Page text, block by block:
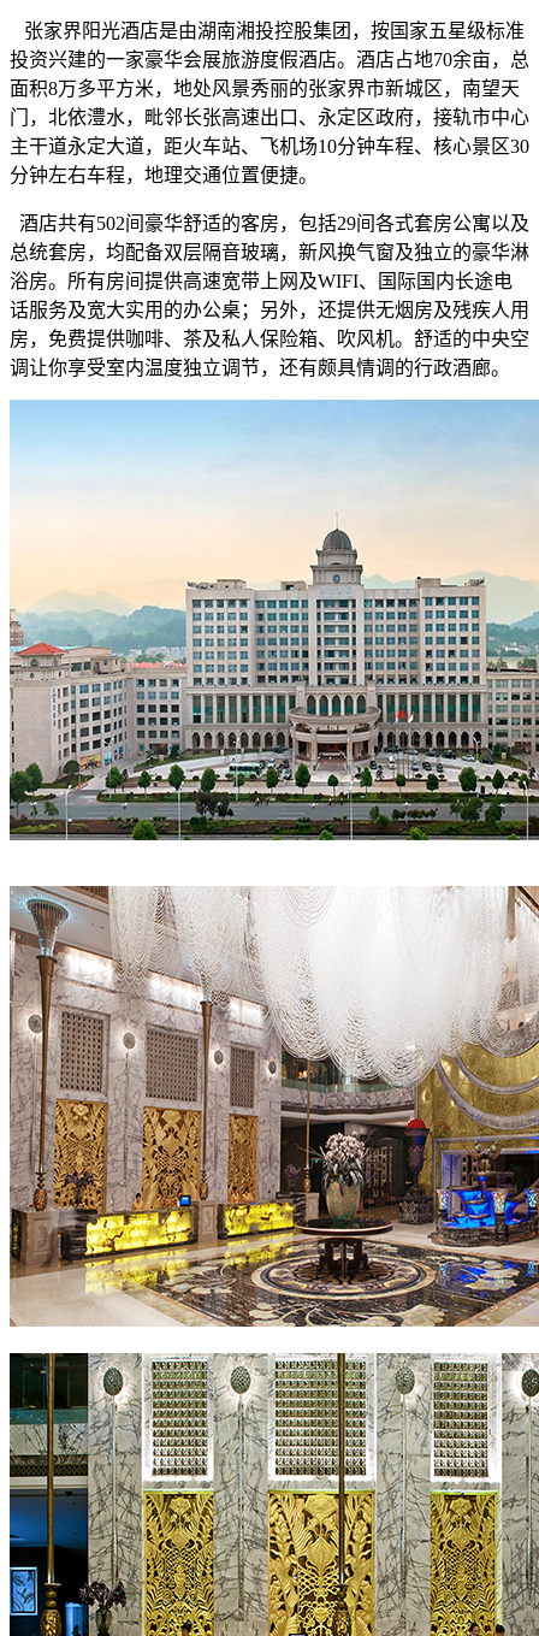
张家界阳光酒店是由湖南湘投控股集团，按国家五星级标准
投资兴建的一家豪华会展旅游度假酒店。酒店占地70余亩，总
面积8万多平方米，地处风景秀丽的张家界市新城区，南望天
门，北依澧水，毗邻长张高速出口、永定区政府，接轨市中心
主干道永定大道，距火车站、飞机场10分钟车程、核心景区30
分钟左右车程，地理交通位置便捷。
酒店共有502间豪华舒适的客房，包括29间各式套房公寓以及
总统套房，均配备双层隔音玻璃，新风换气窗及独立的豪华淋
浴房。所有房间提供高速宽带上网及WIFI、国际国内长途电
话服务及宽大实用的办公桌；另外，还提供无烟房及残疾人用
房，免费提供咖啡、茶及私人保险箱、吹风机。舒适的中央空
调让你享受室内温度独立调节，还有颇具情调的行政酒廊。